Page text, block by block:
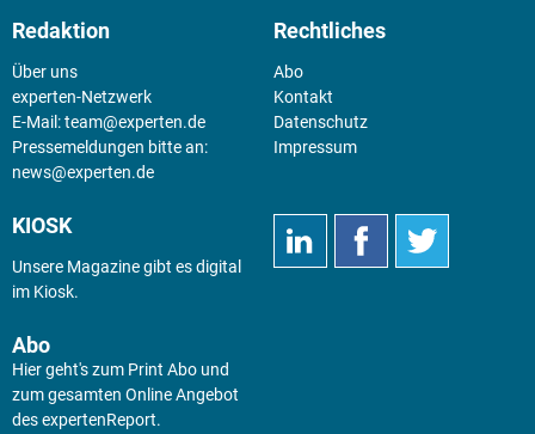
Redaktion
Über uns
experten-Netzwerk
E-Mail:team@experten.de
Pressemeldungen bitte an:
news@experten.de
Rechtliches
Abo
Kontakt
Datenschutz
Impressum
KIOSK
Unsere Magazine gibt es digital
im Kiosk.
Abo
Hier geht's zum Print Abo und
zum gesamten Online Angebot
des expertenReport.